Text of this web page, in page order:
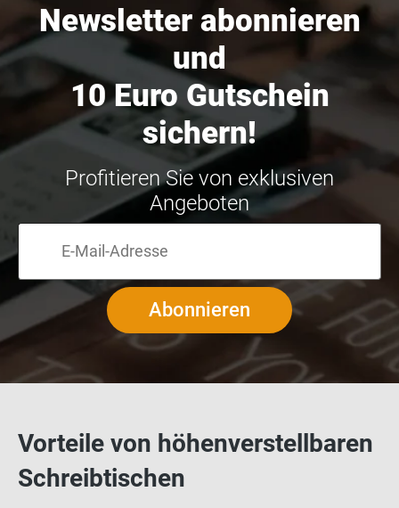
Newsletter abonnieren
und
10 Euro Gutschein
sichern!
Profitieren Sie von exklusiven
Angeboten
Abonnieren
Vorteile von höhenverstellbaren
Schreibtischen